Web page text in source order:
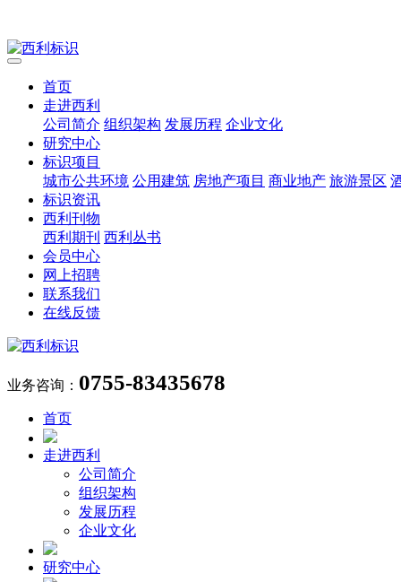
首页
走进西利
公司简介 组织架构 发展历程 企业文化
研究中心
标识项目
城市公共环境 公用建筑 房地产项目 商业地产 旅游景区
标识资讯
西利刊物
西利期刊 西利丛书
会员中心
网上招聘
联系我们
在线反馈
业务咨询： 0755-83435678
首页
走进西利
公司简介
组织架构
发展历程
企业文化
研究中心